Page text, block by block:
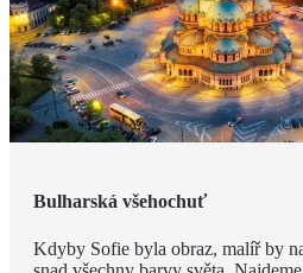
Bulharská všehochuť
Kdyby Sofie byla obraz, malíř by